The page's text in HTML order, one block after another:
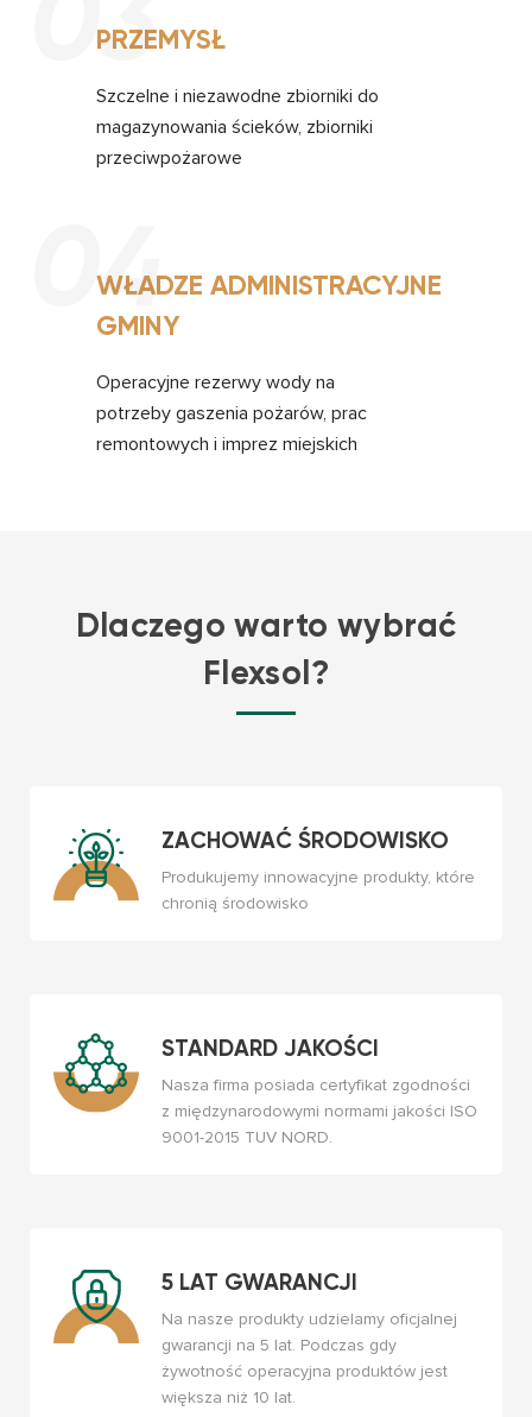
PRZEMYSŁ
Szczelne i niezawodne zbiorniki do
magazynowania ścieków, zbiorniki
przeciwpożarowe
04
WŁADZE ADMINISTRACYJNE
GMINY
Operacyjne rezerwy wody na
potrzeby gaszenia pożarów, prac
remontowych i imprez miejskich
Dlaczego warto wybrać
Flexsol?
ZACHOWAĆ ŚRODOWISKO
Produkujemy innowacyjne produkty, które
chronią środowisko
STANDARD JAKOŚCI
Nasza firma posiada certyfikat zgodności
z międzynarodowymi normami jakości ISO
9001-2015 TUV NORD.
5 LAT GWARANCJI
Na nasze produkty udzielamy oficjalnej
gwarancji na 5 lat. Podczas gdy
żywotność operacyjna produktów jest
większa niż 10 lat.